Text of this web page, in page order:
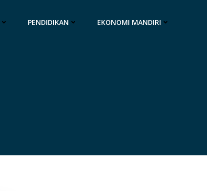
PENDIDIKAN EKONOMI MANDIRI